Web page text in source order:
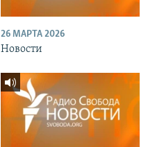
26 МАРТА 2026
Новости